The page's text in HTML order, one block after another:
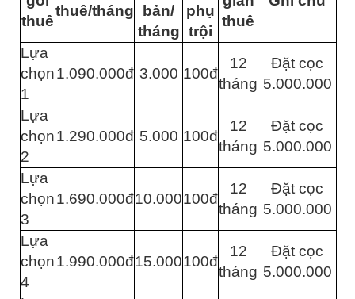
thuê
thuê/tháng
bản/
tháng
phụ
trội
thuê
Lựa
chọn
1
1.090.000đ 3.000 100đ
12
tháng
Đặt cọc
5.000.000
Lựa
chọn
2
1.290.000đ 5.000 100đ
12
tháng
Đặt cọc
5.000.000
Lựa
chọn
3
1.690.000đ10.000100đ
12
tháng
Đặt cọc
5.000.000
Lựa
chọn
4
1.990.000đ15.000100đ
12
tháng
Đặt cọc
5.000.000